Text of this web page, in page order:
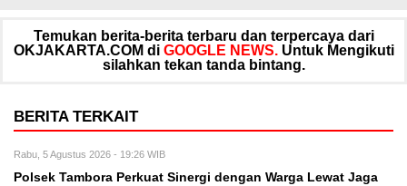
Temukan berita-berita terbaru dan terpercaya dari
OKJAKARTA.COM di GOOGLE NEWS. Untuk Mengikuti
silahkan tekan tanda bintang.
BERITA TERKAIT
Rabu, 5 Agustus 2026 - 19:26 WIB
Polsek Tambora Perkuat Sinergi dengan Warga Lewat Jaga